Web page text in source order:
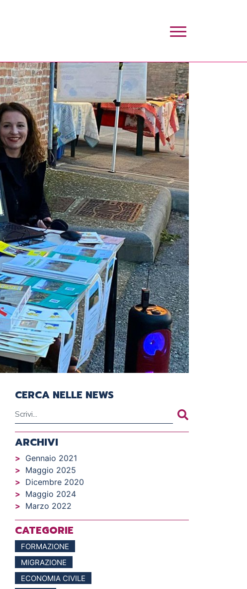
CERCA NELLE NEWS
ARCHIVI
Gennaio 2021
Maggio 2025
Dicembre 2020
Maggio 2024
Marzo 2022
CATEGORIE
FORMAZIONE
MIGRAZIONE
ECONOMIA CIVILE